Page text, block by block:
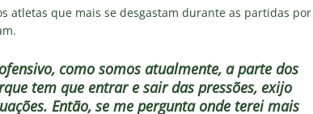
atletas que mais se desgastam durante as partidas por
como somos atualmente, a parte dos
tem que entrar e sair das pressões, exijo
Então, se me pergunta onde terei mais